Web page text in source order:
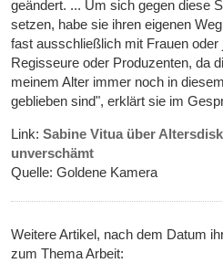
geändert. ... Um sich gegen diese
setzen, habe sie ihren eigenen
fast ausschließlich mit Frauen oder
Regisseure oder Produzenten, da
meinem Alter immer noch in
geblieben sind", erklärt sie im
Link:Sabine Vitua über
unverschämt
Quelle: Goldene Kamera
Weitere Artikel, nach dem Datum
zum Thema Arbeit: